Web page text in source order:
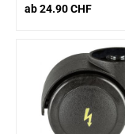
ab 24.90 CHF